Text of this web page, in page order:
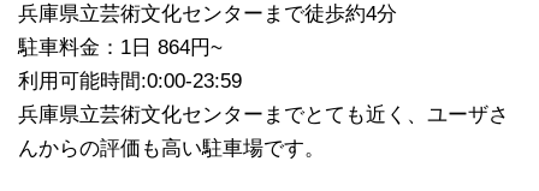
兵庫県立芸術文化センターまで徒歩約4分
駐車料金：1日 864円~
利用可能時間:0:00-23:59
兵庫県立芸術文化センターまでとても近く、ユーザさ
んからの評価も高い駐車場です。